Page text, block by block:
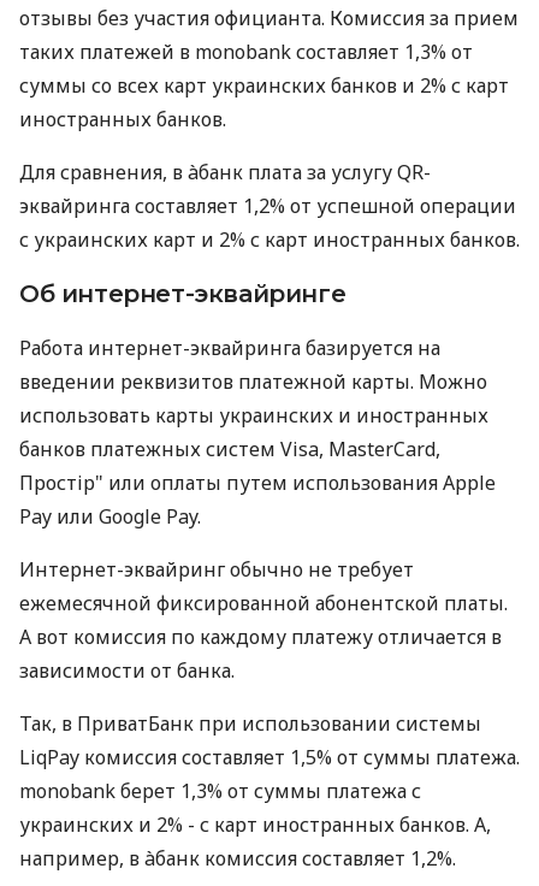
отзывы без участия официанта. Комиссия за прием
таких платежей в monobank составляет 1,3% от
суммы со всех карт украинских банков и 2% с карт
иностранных банков.
Для сравнения, в àбанк плата за услугу QR-
эквайринга составляет 1,2% от успешной операции
с украинских карт и 2% с карт иностранных банков.
Об интернет-эквайринге
Работа интернет-эквайринга базируется на
введении реквизитов платежной карты. Можно
использовать карты украинских и иностранных
банков платежных систем Visa, MasterCard,
Простір" или оплаты путем использования Apple
Pay или Google Pay.
Интернет-эквайринг обычно не требует
ежемесячной фиксированной абонентской платы.
А вот комиссия по каждому платежу отличается в
зависимости от банка.
Так, в ПриватБанк при использовании системы
LiqPay комиссия составляет 1,5% от суммы платежа.
monobank берет 1,3% от суммы платежа с
украинских и 2% - с карт иностранных банков. А,
например, в àбанк комиссия составляет 1,2%.